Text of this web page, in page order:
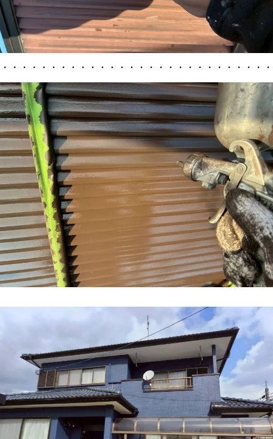
・・・・・・・・・・・・・・・・・・・・・・・・・・・